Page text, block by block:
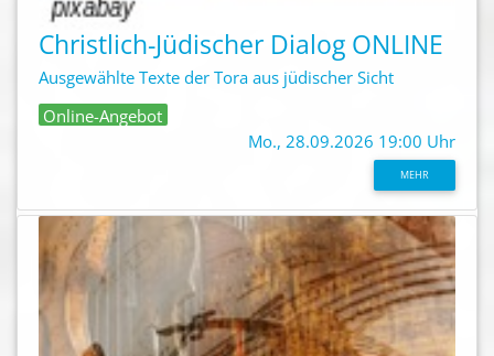
Christlich-Jüdischer Dialog ONLINE
Ausgewählte Texte der Tora aus jüdischer Sicht
Online-Angebot
Mo., 28.09.2026 19:00 Uhr
MEHR